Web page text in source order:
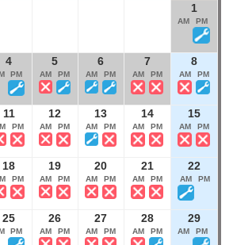
1
AM PM
4
PM
5
AM PM
6
AM PM
7
AM PM
8
AM PM
11
PM
12
AM PM
13
AM PM
14
AM PM
15
AM PM
18
PM
19
AM PM
20
AM PM
21
AM PM
22
AM PM
25
PM
26
AM PM
27
AM PM
28
AM PM
29
AM PM